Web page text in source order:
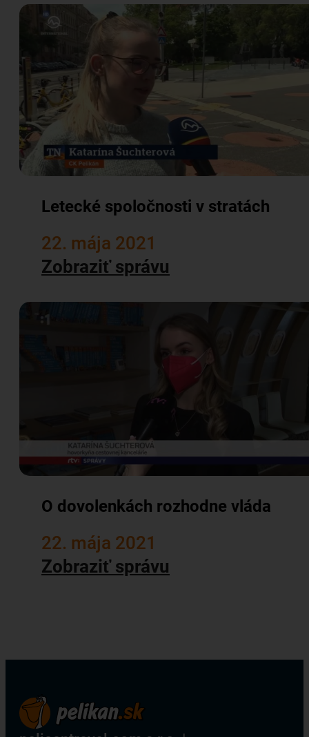
Letecké spoločnosti v stratách
22. mája 2021
Zobraziť správu
O dovolenkách rozhodne vláda
22. mája 2021
Zobraziť správu